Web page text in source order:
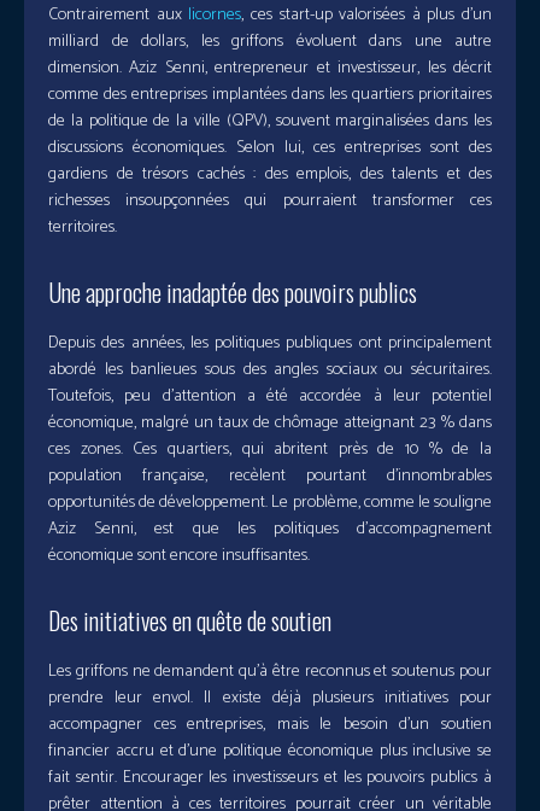
Contrairement aux licornes, ces start-up valorisées à plus d’un
milliard de dollars, les griffons évoluent dans une autre
dimension. Aziz Senni, entrepreneur et investisseur, les décrit
comme des entreprises implantées dans les quartiers prioritaires
de la politique de la ville (QPV), souvent marginalisées dans les
discussions économiques. Selon lui, ces entreprises sont des
gardiens de trésors cachés : des emplois, des talents et des
richesses insoupçonnées qui pourraient transformer ces
territoires.
Une approche inadaptée des pouvoirs publics
Depuis des années, les politiques publiques ont principalement
abordé les banlieues sous des angles sociaux ou sécuritaires.
Toutefois, peu d’attention a été accordée à leur potentiel
économique, malgré un taux de chômage atteignant 23 % dans
ces zones. Ces quartiers, qui abritent près de 10 % de la
population française, recèlent pourtant d’innombrables
opportunités de développement. Le problème, comme le souligne
Aziz Senni, est que les politiques d’accompagnement
économique sont encore insuffisantes.
Des initiatives en quête de soutien
Les griffons ne demandent qu’à être reconnus et soutenus pour
prendre leur envol. Il existe déjà plusieurs initiatives pour
accompagner ces entreprises, mais le besoin d’un soutien
financier accru et d’une politique économique plus inclusive se
fait sentir. Encourager les investisseurs et les pouvoirs publics à
prêter attention à ces territoires pourrait créer un véritable